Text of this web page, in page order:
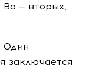
Во — вторых,
Один
заключается